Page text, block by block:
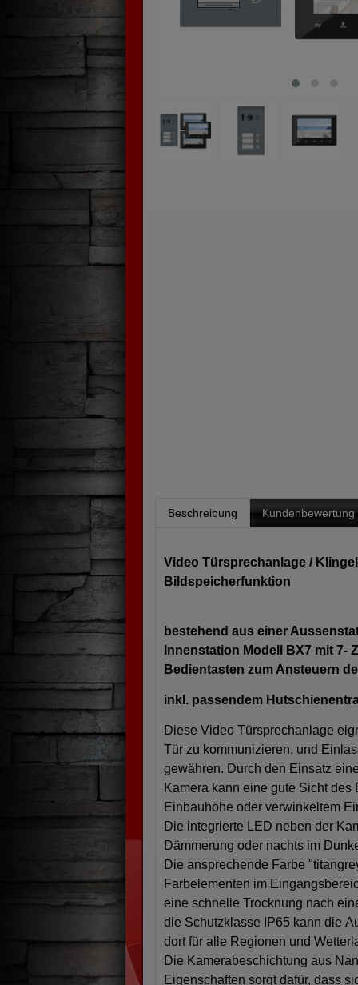
Beschreibung Kundenbewertung
Video Türsprechanlage /
Bildspeicherfunktion
bestehend aus einer
Innenstation Modell BX7 mit
Bedientasten zum Ansteuern
inkl. passendem
Diese Video Türsprechanlage
Tür zu kommunizieren, und
gewähren. Durch den Einsatz
Kamera kann eine gute Sicht
Einbauhöhe oder verwinkeltem
Die integrierte LED neben der
Dämmerung oder nachts im
Die ansprechende Farbe
Farbelementen im
eine schnelle Trocknung nach
die Schutzklasse IP65 kann die
dort für alle Regionen und
Die Kamerabeschichtung aus
Eigenschaften sorgt dafür, dass